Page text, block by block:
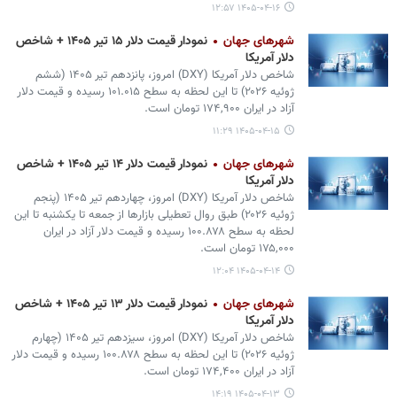
۱۴۰۵-۰۴-۱۶ ۱۲:۵۷
شهرهای جهان
نمودار قیمت دلار ۱۵ تیر ۱۴۰۵ + شاخص
دلار آمریکا
شاخص دلار آمریکا (DXY) امروز، پانزدهم تیر ۱۴۰۵ (ششم
ژوئیه ۲۰۲۶) تا این لحظه به سطح ۱۰۱.۰۱۵ رسیده و قیمت دلار
آزاد در ایران ۱۷۴,۹۰۰ تومان است.
۱۴۰۵-۰۴-۱۵ ۱۱:۲۹
شهرهای جهان
نمودار قیمت دلار ۱۴ تیر ۱۴۰۵ + شاخص
دلار آمریکا
شاخص دلار آمریکا (DXY) امروز، چهاردهم تیر ۱۴۰۵ (پنجم
ژوئیه ۲۰۲۶) طبق روال تعطیلی بازارها از جمعه تا یکشنبه تا این
لحظه به سطح ۱۰۰.۸۷۸ رسیده و قیمت دلار آزاد در ایران
۱۷۵,۰۰۰ تومان است.
۱۴۰۵-۰۴-۱۴ ۱۲:۰۴
شهرهای جهان
نمودار قیمت دلار ۱۳ تیر ۱۴۰۵ + شاخص
دلار آمریکا
شاخص دلار آمریکا (DXY) امروز، سیزدهم تیر ۱۴۰۵ (چهارم
ژوئیه ۲۰۲۶) تا این لحظه به سطح ۱۰۰.۸۷۸ رسیده و قیمت دلار
آزاد در ایران ۱۷۴,۴۰۰ تومان است.
۱۴۰۵-۰۴-۱۳ ۱۴:۱۹